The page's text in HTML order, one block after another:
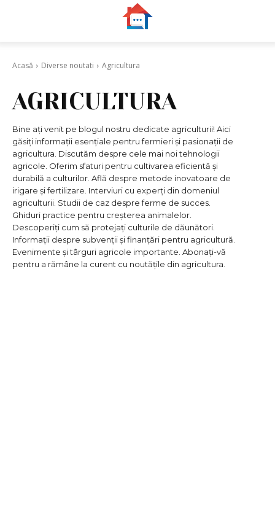
Acasă Diverse noutati Agricultura
AGRICULTURA
Bine ați venit pe blogul nostru dedicate agriculturii! Aici
găsiți informații esențiale pentru fermieri și pasionații de
agricultura. Discutăm despre cele mai noi tehnologii
agricole. Oferim sfaturi pentru cultivarea eficientă și
durabilă a culturilor. Află despre metode inovatoare de
irigare și fertilizare. Interviuri cu experți din domeniul
agriculturii. Studii de caz despre ferme de succes.
Ghiduri practice pentru creșterea animalelor.
Descoperiți cum să protejați culturile de dăunători.
Informații despre subvenții și finanțări pentru agricultură.
Evenimente și târguri agricole importante. Abonați-vă
pentru a rămâne la curent cu noutățile din agricultura.